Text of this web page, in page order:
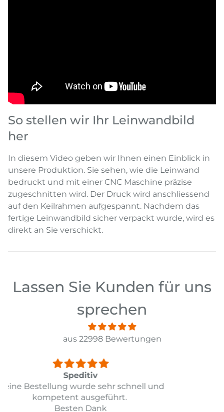
So stellen wir Ihr Leinwandbild
her
In diesem Video geben wir Ihnen einen Einblick in
unsere Produktion. Sie sehen, wie die Leinwand
bedruckt und mit einer CNC Maschine präzise
zugeschnitten wird. Der Druck wird anschliessend
auf den Keilrahmen aufgespannt. Nachdem das
fertige Leinwandbild sicher verpackt wurde, wird es
direkt an Sie verschickt.
Lassen Sie Kunden für uns
sprechen
aus 22998 Bewertungen
Top Lieferung und Preis Leistung